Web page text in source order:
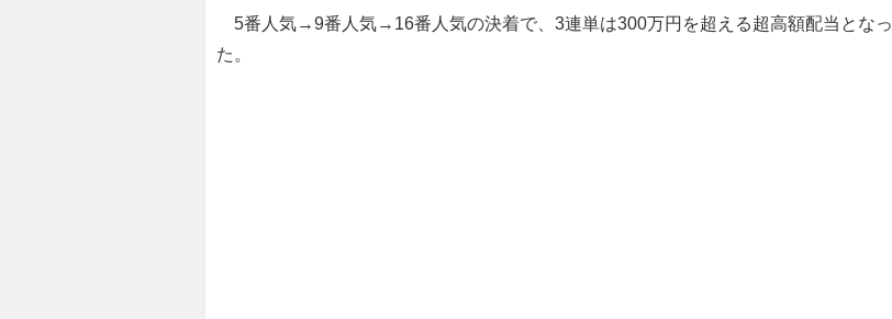
5番人気→9番人気→16番人気の決着で、3連単は300万円を超える超高額配当となっ
た。